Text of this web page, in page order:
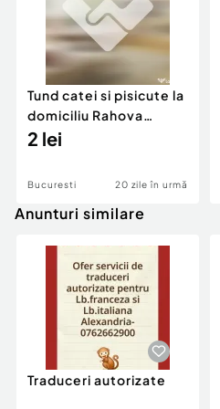
Tund catei si pisicute la
domiciliu Rahova
Ferentari Ghencea
2 lei
Bucuresti 20 zile în urmă
Anunturi similare
Traduceri autorizate